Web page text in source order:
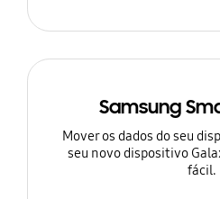
Samsung
Mover os dados do seu
seu novo dispositivo
fácil.